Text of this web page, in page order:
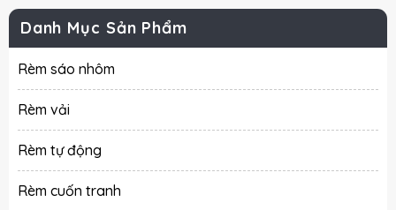
Danh Mục Sản Phẩm
Rèm sáo nhôm
Rèm vải
Rèm tự động
Rèm cuốn tranh